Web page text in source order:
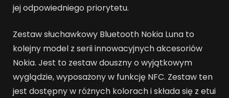
jej odpowiedniego priorytetu.
Zestaw słuchawkowy Bluetooth Nokia Luna to
kolejny model z serii innowacyjnych akcesoriów
Nokia. Jest to zestaw douszny o wyjątkowym
wyglądzie, wyposażony w funkcję NFC. Zestaw ten
jest dostępny w różnych kolorach i składa się z etui